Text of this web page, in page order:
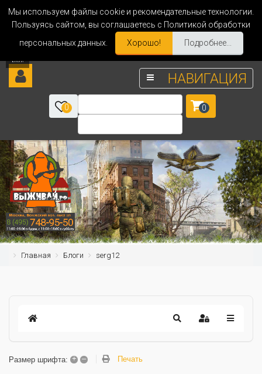
Мы используем файлы cookie и рекомендательные технологии.
Пользуясь сайтом, вы соглашаетесь с Политикой обработки
персональных данных.
Хорошо! Подробнее...
НАВИГАЦИЯ
0 0
Главная Блоги serg12
Размер шрифта: + – Печать